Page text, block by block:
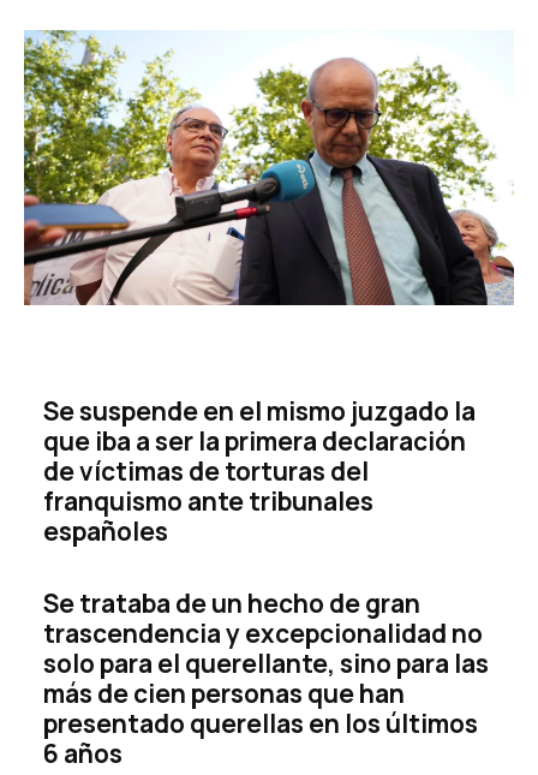
Se suspende en el mismo juzgado la
que iba a ser la primera declaración
de víctimas de torturas del
franquismo ante tribunales
españoles
Se trataba de un hecho de gran
trascendencia y excepcionalidad no
solo para el querellante, sino para las
más de cien personas que han
presentado querellas en los últimos
6 años